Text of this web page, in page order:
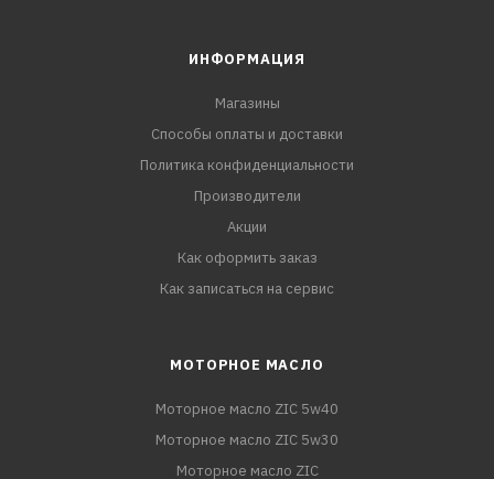
ИНФОРМАЦИЯ
Магазины
Способы оплаты и доставки
Политика конфиденциальности
Производители
Акции
Как оформить заказ
Как записаться на сервис
МОТОРНОЕ МАСЛО
Моторное масло ZIC 5w40
Моторное масло ZIC 5w30
Моторное масло ZIC